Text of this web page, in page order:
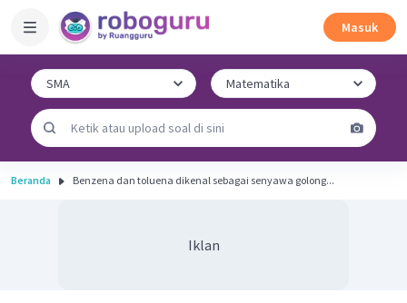
Masuk
Beranda Benzena dan toluena dikenal sebagai senyawa golong...
Iklan